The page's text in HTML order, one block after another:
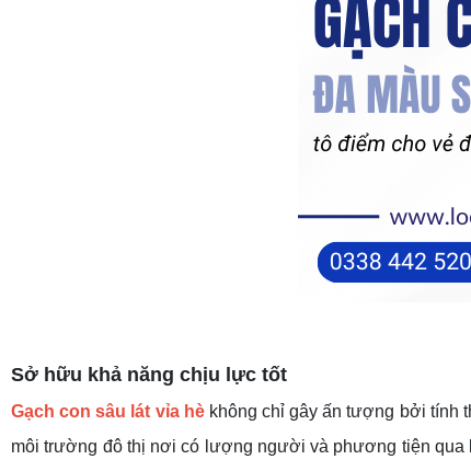
Sở hữu khả năng chịu lực tốt
Gạch con sâu lát vỉa hè không chỉ gây ấn tượng bởi tính
môi trường đô thị nơi có lượng người và phương tiện qua